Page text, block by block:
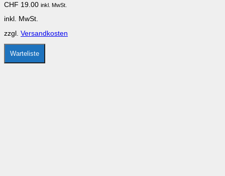
Die
können
der
Produktseite
gewählt
CHF 19.00 inkl. MwSt.
inkl. MwSt.
zzgl. Versandkosten
Warteliste